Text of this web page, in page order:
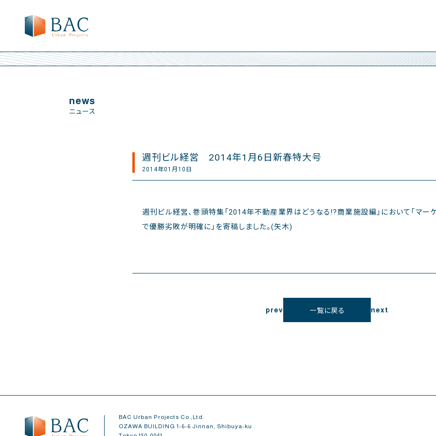
news
ニュース
週刊ビル経営 2014年1月6日新春特大号
2014年01月10日
週刊ビル経営、巻頭特集「2014年不動産業界はどうなる!?商業施設編」において「マー
で優勝劣敗が明確に」を寄稿しました。(矢木)
prev 一覧に戻る next
BAC Urban Projects Co.,Ltd.
OZAWA BUILDING 1-6-6 Jinnan, Shibuya-ku